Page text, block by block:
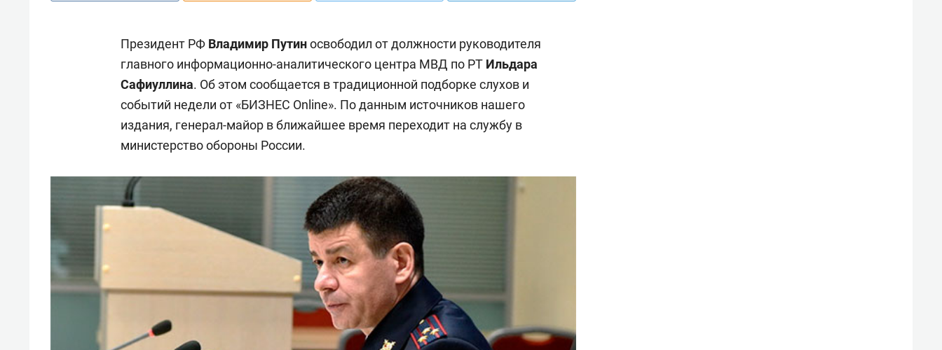
Президент РФ Владимир Путиносвободил от должности руководителя
главного информационно-аналитического центра МВД по РТ Ильдара
Сафиуллина. Об этом сообщается в традиционной подборке слухов и
событий недели от «БИЗНЕС Online». По данным источников нашего
издания, генерал-майор в ближайшее время переходит на службу в
министерство обороны России.